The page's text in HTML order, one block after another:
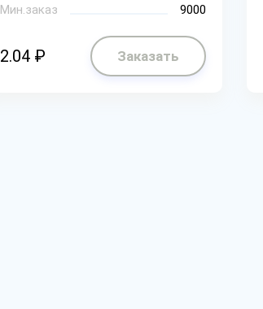
Мин.заказ
9000
2.04 ₽ Заказать